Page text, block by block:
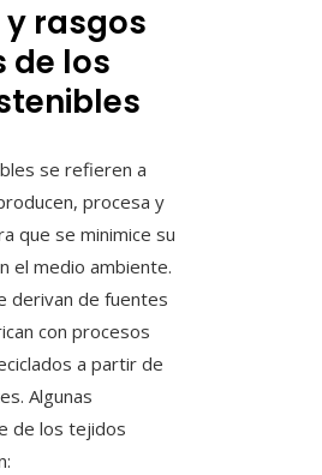
rasgos
de los
se refieren a
procesa y
que se minimice su
el medio ambiente.
derivan de fuentes
con procesos
a partir de
Algunas
de los tejidos